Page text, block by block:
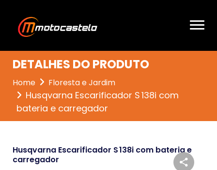
DETALHES DO PRODUTO
Home Floresta e Jardim
Husqvarna Escarificador S 138i com
bateria e carregador
Husqvarna Escarificador S 138i com bateria e
carregador